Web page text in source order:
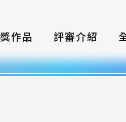
作品 評審介紹